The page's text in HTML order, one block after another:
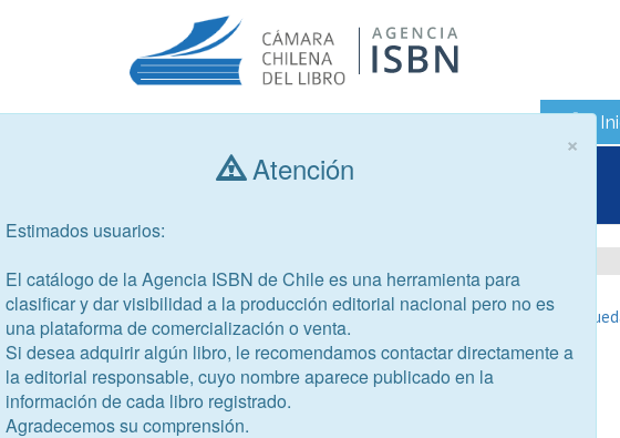
Consultar libros
-
370-2
matemático Kinder.
×
Atención
Estimados usuarios:
El catálogo de la Agencia ISBN de Chile es una herramienta para
clasificar y dar visibilidad a la producción editorial nacional pero no es
una plataforma de comercialización o venta.
Si desea adquirir algún libro, le recomendamos contactar directamente a
la editorial responsable, cuyo nombre aparece publicado en la
información de cada libro registrado.
Agradecemos su comprensión.